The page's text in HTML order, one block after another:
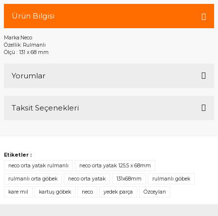
Ürün Bilgisi
Marka:Neco
Özellik: Rulmanlı
Ölçü : 131 x 68 mm
Yorumlar
Taksit Seçenekleri
Etiketler :
neco orta yatak rulmanlı
neco orta yatak 125.5 x 68mm
rulmanlı orta göbek neco orta yatak 131x68mm rulmanlı göbek
kare mil kartuş göbek neco yedek parça Özceylan